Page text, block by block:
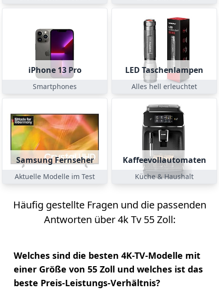
iPhone 13 Pro
Smartphones
LED Taschenlampen
Alles hell erleuchtet
Samsung Fernseher
Aktuelle Modelle im Test
Kaffeevollautomaten
Küche & Haushalt
Häufig gestellte Fragen und die passenden
Antworten über 4k Tv 55 Zoll:
Welches sind die besten 4K-TV-Modelle mit
einer Größe von 55 Zoll und welches ist das
beste Preis-Leistungs-Verhältnis?